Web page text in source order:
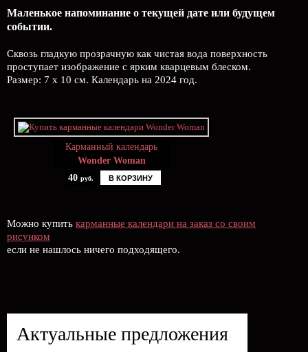
Маленькое напоминание о текущей дате или будущем
событии.
Сквозь гладкую прозрачную как чистая вода поверхность
проступает изображение с ярким кварцевым блеском.
Размер: 7 х 10 см. Календарь на 2024 год.
Карманный календарь
Wonder Woman
40 руб. В КОРЗИНУ
Можно купить карманные календари на заказ со своим
рисунком
если не нашлось ничего подходящего.
Актуальные предложения